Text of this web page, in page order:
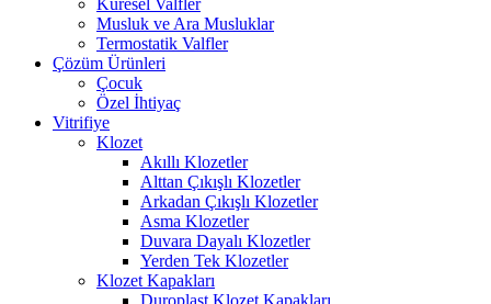
Küresel Valfler
Musluk ve Ara Musluklar
Termostatik Valfler
Çözüm Ürünleri
Çocuk
Özel İhtiyaç
Vitrifiye
Klozet
Akıllı Klozetler
Alttan Çıkışlı Klozetler
Arkadan Çıkışlı Klozetler
Asma Klozetler
Duvara Dayalı Klozetler
Yerden Tek Klozetler
Klozet Kapakları
Duroplast Klozet Kapakları